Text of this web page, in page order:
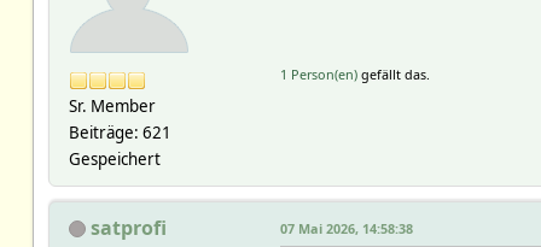
homeassistant/sensor/
val {"name":"Stromzaehler
ts
Sr. Member
Beiträge: 621
Gespeichert
1 Person(en)gefällt das.
satprofi 07 Mai 2026, 14:58:38